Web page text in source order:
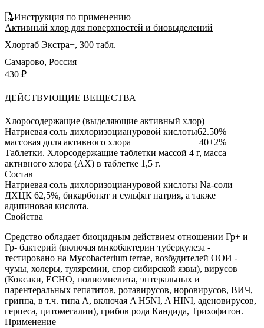
Инструкция по применению
Активный хлор для поверхностей и биовыделений
Хлортаб Экстра+, 300 табл.
Самарово, Россия
ДЕЙСТВУЮЩИЕ ВЕЩЕСТВА
Хлоросодержащие (выделяющие активный хлор)
Натриевая соль дихлоризоциануровой кислоты62.50%
массовая доля активного хлора
40±2%
Таблетки. Хлорсодержащие таблетки массой 4 г, масса
активного хлора (АХ) в таблетке 1,5 г.
Состав
Натриевая соль дихлоризоциануровой кислоты Na-соли
ДХЦК 62,5%, бикарбонат и сульфат натрия, а также
адипиновая кислота.
Свойства
Средство обладает биоцидным действием отношении Гр+ и
Гр- бактерий (включая микобактерии туберкулеза -
тестировано на Mycobacterium terrae, возбудителей ООИ -
чумы, холеры, туляремии, спор сибирской язвы), вирусов
(Коксаки, ECHO, полиомиелита, энтеральных и
парентеральных гепатитов, ротавирусов, норовирусов, ВИЧ,
гриппа, в т.ч. типа А, включая A H5NI, A HINI, аденовирусов,
герпеса, цитомегалии), грибов рода Кандида, Трихофитон.
Применение
430 ₽